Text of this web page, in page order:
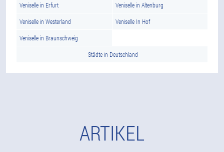
Veniselle in Erfurt Veniselle in Altenburg
Veniselle in Westerland Veniselle In Hof
Veniselle in Braunschweig
Städte in Deutschland
ARTIKEL